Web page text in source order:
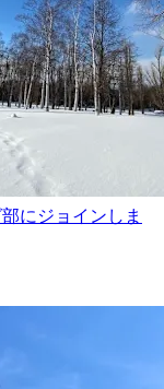
にジョインしま